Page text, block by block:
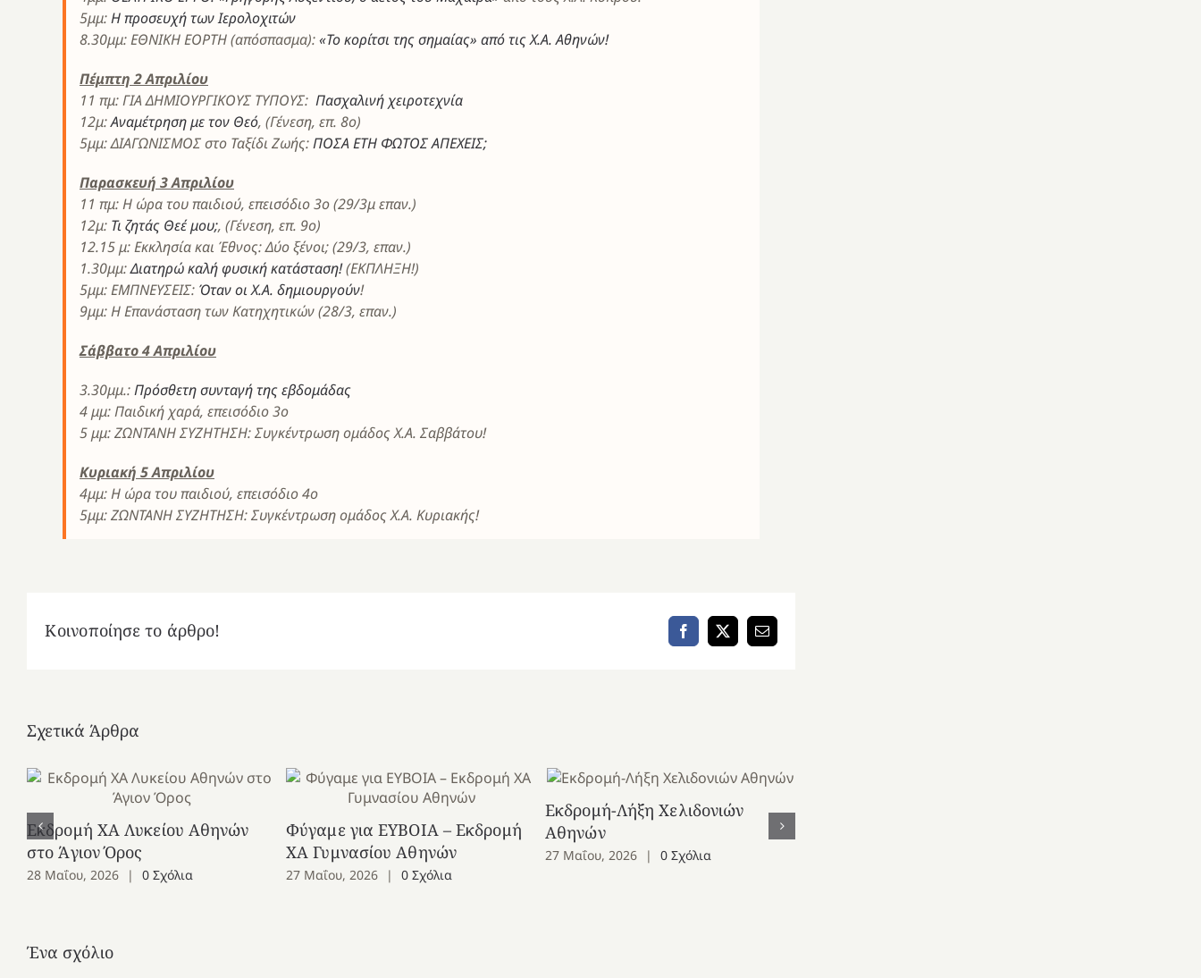
5μμ:Η προσευχή των Ιερολοχιτών
8.30μμ: ΕΘΝΙΚΗ ΕΟΡΤΗ (απόσπασμα):«Το κορίτσι της σημαίας» από τις Χ.Α. Αθηνών!
Πέμπτη 2 Απριλίου
11 πμ: ΓΙΑ ΔΗΜΙΟΥΡΓΙΚΟΥΣ ΤΥΠΟΥΣ: Πασχαλινή χειροτεχνία
12μ:Αναμέτρηση με τον Θεό, (Γένεση, επ. 8ο)
5μμ: ΔΙΑΓΩΝΙΣΜΟΣ στο Ταξίδι Ζωής:ΠΟΣΑ ΕΤΗ ΦΩΤΟΣ ΑΠΕΧΕΙΣ;
Παρασκευή 3 Απριλίου
11 πμ: Η ώρα του παιδιού, επεισόδιο 3ο (29/3μ επαν.)
12μ: Τι ζητάς Θεέ μου;, (Γένεση, επ. 9ο)
12.15 μ: Εκκλησία και Έθνος: Δύο ξένοι; (29/3, επαν.)
1.30μμ:Διατηρώ καλή φυσική κατάσταση!(ΕΚΠΛΗΞΗ!)
5μμ: ΕΜΠΝΕΥΣΕΙΣ: Όταν οι Χ.Α. δημιουργούν!
9μμ: Η Επανάσταση των Κατηχητικών (28/3, επαν.)
Σάββατο 4 Απριλίου
3.30μμ.:Πρόσθετη συνταγή της εβδομάδας
4 μμ: Παιδική χαρά, επεισόδιο 3ο
5 μμ: ΖΩΝΤΑΝΗ ΣΥΖΗΤΗΣΗ: Συγκέντρωση ομάδος Χ.Α. Σαββάτου!
Κυριακή 5 Απριλίου
4μμ: Η ώρα του παιδιού, επεισόδιο 4ο
5μμ: ΖΩΝΤΑΝΗ ΣΥΖΗΤΗΣΗ: Συγκέντρωση ομάδος Χ.Α. Κυριακής!
Κοινοποίησε το άρθρο! Facebook
X Email
Σχετικά Άρθρα
Εκδρομή ΧΑ Λυκείου Αθηνών
στο Άγιον Όρος
28 Μαΐου, 2026 | 0 Σχόλια
Φύγαμε για ΕΥΒΟΙΑ – Εκδρομή
ΧΑ Γυμνασίου Αθηνών
27 Μαΐου, 2026 | 0 Σχόλια
Εκδρομή-Λήξη Χελιδονιών
Αθηνών
27 Μαΐου, 2026 | 0 Σχόλια
Ένα σχόλιο